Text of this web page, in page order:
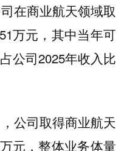
在商业航天领域取
万元，其中当年可
公司2025年收入比
公司取得商业航天
元，整体业务体量